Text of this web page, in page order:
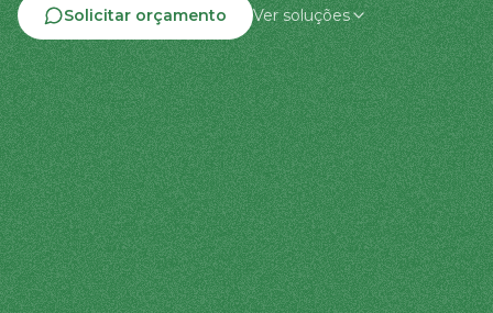
Solicitar orçamento Ver soluções